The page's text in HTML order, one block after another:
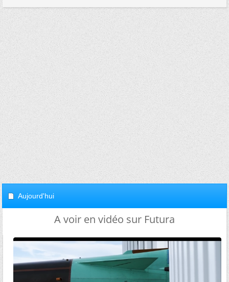
Aujourd'hui
A voir en vidéo sur Futura